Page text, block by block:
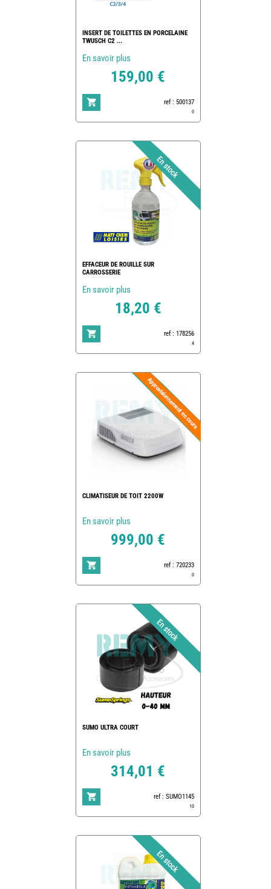
INSERT DE TOILETTES EN PORCELAINE
TWUSCH C2 ...
En savoir plus
159,00 €
ref : 500137
0
EFFACEUR DE ROUILLE SUR
CARROSSERIE
En savoir plus
18,20 €
ref : 178256
4
CLIMATISEUR DE TOIT 2200W
En savoir plus
999,00 €
ref : 720233
0
SUMO ULTRA COURT
En savoir plus
314,01 €
ref : SUMO1145
10